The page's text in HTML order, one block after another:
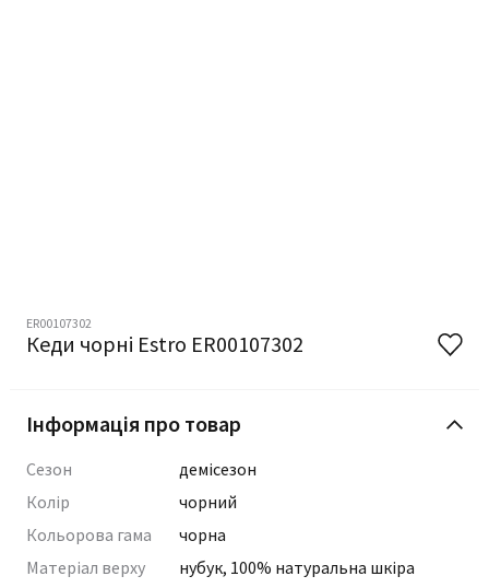
ER00107302
Кеди чорні Estro ER00107302
Інформація про товар
Сезон
демісезон
Колір
чорний
Кольорова гама
чорна
Матеріал верху
нубук, 100% натуральна шкіра